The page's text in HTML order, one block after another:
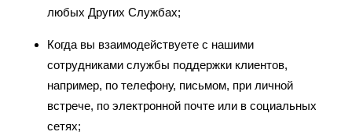
любых Других Службах;
Когда вы взаимодействуете с нашими
сотрудниками службы поддержки клиентов,
например, по телефону, письмом, при личной
встрече, по электронной почте или в социальных
сетях;